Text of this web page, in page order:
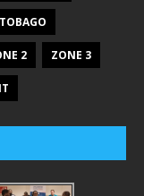
2 ZONE 3